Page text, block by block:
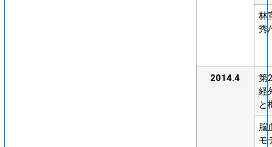
林
秀
2014.4
第
経
と
脳
モ